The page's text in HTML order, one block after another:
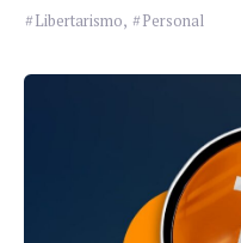
Libertarismo, Personal